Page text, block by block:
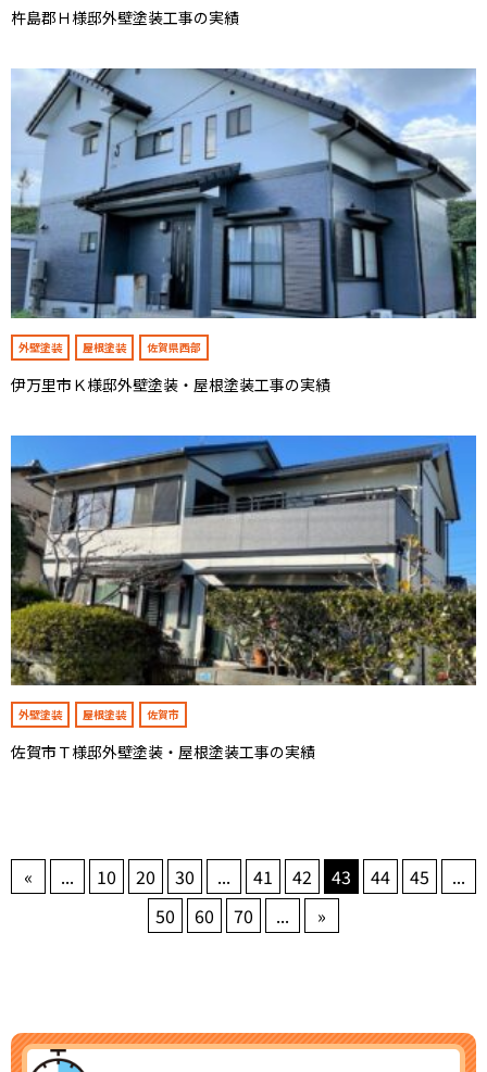
杵島郡Ｈ様邸外壁塗装工事の実績
外壁塗装 屋根塗装 佐賀県西部
伊万里市Ｋ様邸外壁塗装・屋根塗装工事の実績
外壁塗装 屋根塗装 佐賀市
佐賀市Ｔ様邸外壁塗装・屋根塗装工事の実績
« ... 10 20 30 ... 41 42 43 44 45
...
50
60 70 ... »